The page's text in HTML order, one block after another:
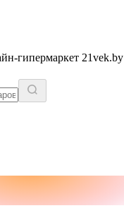
гипермаркет 21vek.by